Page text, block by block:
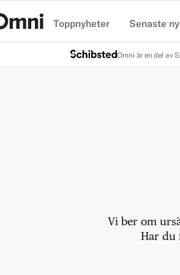
Toppnyheter Senaste
Omni är en del av
Vi ber om
Har du